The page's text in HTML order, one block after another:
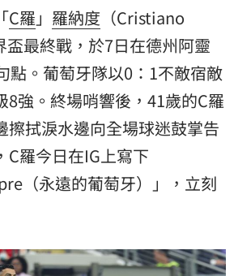
永遠的葡萄牙）」，立刻引發揣
C羅 」 羅納度 （Cristiano
最終戰，於7日在德州阿靈
點。葡萄牙隊以0：1不敵宿敵
8強。終場哨響後，41歲的C羅
擦拭淚水邊向全場球迷鼓掌告
C羅今日在IG上寫下
（永遠的葡萄牙）」，立刻